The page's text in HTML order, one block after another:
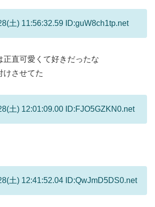
土) 11:56:32.59 ID:guW8ch1tp.net
正直可愛くて好きだったな
けさせてた
土) 12:01:09.00 ID:FJO5GZKN0.net
土) 12:41:52.04 ID:QwJmD5DS0.net